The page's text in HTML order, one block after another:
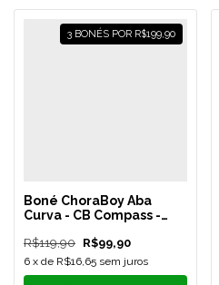
3 BONÉS POR R$199,90
Boné ChoraBoy Aba
Curva - CB Compass -
15
R$119,90 R$99,90
6 x de R$16,65 sem juros